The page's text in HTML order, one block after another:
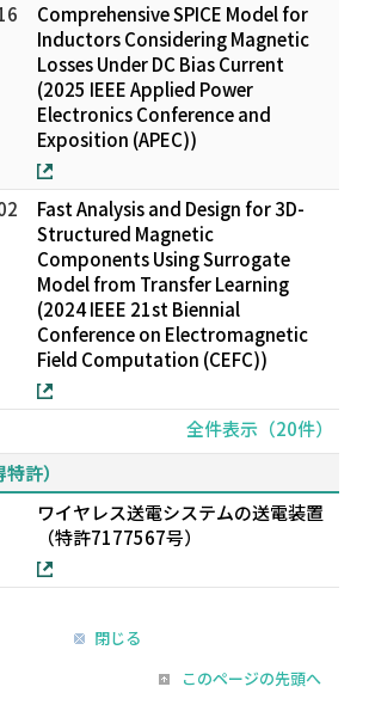
Comprehensive SPICE Model for
Inductors Considering Magnetic
Losses Under DC Bias Current
(2025 IEEE Applied Power
Electronics Conference and
Exposition (APEC))
Fast Analysis and Design for 3D-
Structured Magnetic
Components Using Surrogate
Model from Transfer Learning
(2024 IEEE 21st Biennial
Conference on Electromagnetic
Field Computation (CEFC))
全件表示（20件）
許）
ワイヤレス送電システムの送電装置
（特許7177567号）
閉じる
このページの先頭へ